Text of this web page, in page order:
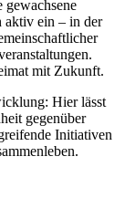
gewachsene
aktiv ein – in der
mit Zukunft.
Hier lässt
gegenüber
Initiativen